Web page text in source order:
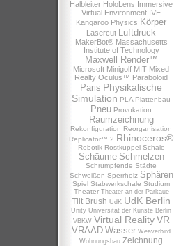
Halbleiter HoloLens Immersive
Virtual Environment IVE
Kangaroo Physics Körper
Lasercut Luftdruck
MakerBot® Massachusetts
Institute of Technology
Maxwell Render™
Microsoft Minigolf MIT Mixed
Realty Oculus™ Paraboloid
Paris Physikalische
Simulation PLA Plattenbau
Pneu Provokation
Raumzeichnung
Rekonfiguration Reorganisation
Replicator™ 2 Rhinoceros®
Robotik Rostkuppel Schale
Schäume Schmelzen
Schrumpfende Städte
Schweißen Sperrholz Sphären
Spiel Stabwerkschale Studium
Theater Theater an der Parkaue
Tilt Brush UdK UdK Berlin
Unity Universität der Künste Berlin
VBKW Virtual Reality VR
VRAAD Wasser Weaverbird
Wohnungsbau Zeichnung